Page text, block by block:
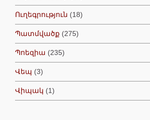
Ուղեգրություն (18)
Պատմվածք (275)
Պոեզիա (235)
Վեպ (3)
Վիպակ (1)